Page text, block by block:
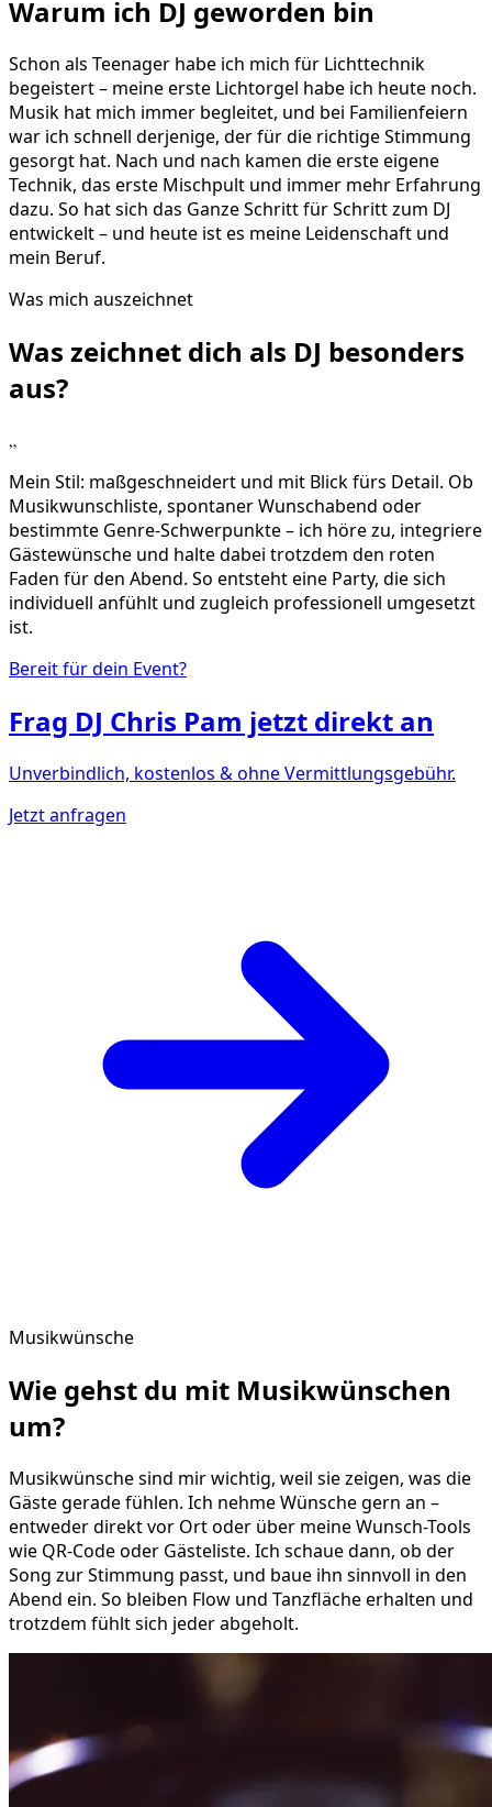
Warum ich DJ geworden bin
Schon als Teenager habe ich mich für Lichttechnik
begeistert – meine erste Lichtorgel habe ich heute noch.
Musik hat mich immer begleitet, und bei Familienfeiern
war ich schnell derjenige, der für die richtige Stimmung
gesorgt hat. Nach und nach kamen die erste eigene
Technik, das erste Mischpult und immer mehr Erfahrung
dazu. So hat sich das Ganze Schritt für Schritt zum DJ
entwickelt – und heute ist es meine Leidenschaft und
mein Beruf.
Was mich auszeichnet
Was zeichnet dich als DJ besonders
aus?
„
Mein Stil: maßgeschneidert und mit Blick fürs Detail. Ob
Musikwunschliste, spontaner Wunschabend oder
bestimmte Genre-Schwerpunkte – ich höre zu, integriere
Gästewünsche und halte dabei trotzdem den roten
Faden für den Abend. So entsteht eine Party, die sich
individuell anfühlt und zugleich professionell umgesetzt
ist.
Bereit für dein Event?
Frag DJ Chris Pam jetzt direkt an
Unverbindlich, kostenlos & ohne Vermittlungsgebühr.
Jetzt anfragen
Musikwünsche
Wie gehst du mit Musikwünschen
um?
Musikwünsche sind mir wichtig, weil sie zeigen, was die
Gäste gerade fühlen. Ich nehme Wünsche gern an –
entweder direkt vor Ort oder über meine Wunsch-Tools
wie QR-Code oder Gästeliste. Ich schaue dann, ob der
Song zur Stimmung passt, und baue ihn sinnvoll in den
Abend ein. So bleiben Flow und Tanzfläche erhalten und
trotzdem fühlt sich jeder abgeholt.